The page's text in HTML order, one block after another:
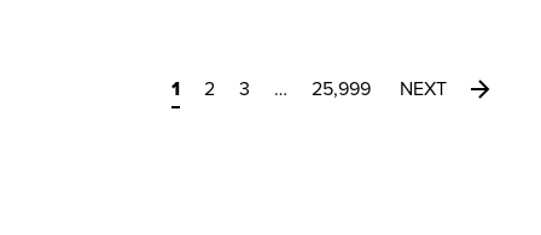
1 2 3 … 25,999 NEXT